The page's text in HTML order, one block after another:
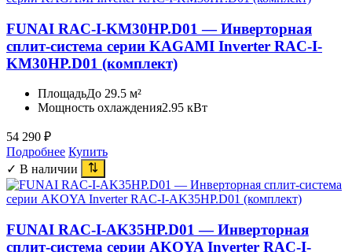
FUNAI RAC-I-KM30HP.D01 — Инверторная
сплит-система серии KAGAMI Inverter RAC-I-
KM30HP.D01 (комплект)
ПлощадьДо 29.5 м²
Мощность охлаждения2.95 кВт
54 290 ₽
Подробнее Купить
✓ В наличии
FUNAI RAC-I-AK35HP.D01 — Инверторная
сплит-система серии AKOYA Inverter RAC-I-